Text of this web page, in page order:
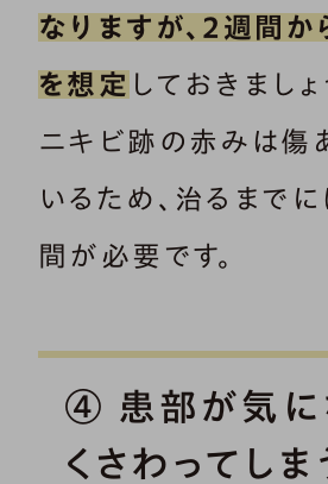
なりますが、2週間か
を想定 しておきましょ
ニキビ跡の赤みは傷
いるため、治るまで
間が必要です。
④ 患部が気に
くさわってしま